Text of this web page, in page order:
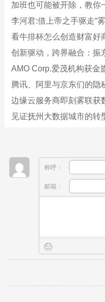
加班也可能被开除，教你
李河君:借上帝之手驱走“
看牛排杯怎么创造财富好
创新驱动，跨界融合：振
AMO Corp.爱茂机构获金
腾讯、阿里与京东们的隐
边缘云服务商即刻雾联获
见证抚州大数据城市的转
称呼：
邮箱：